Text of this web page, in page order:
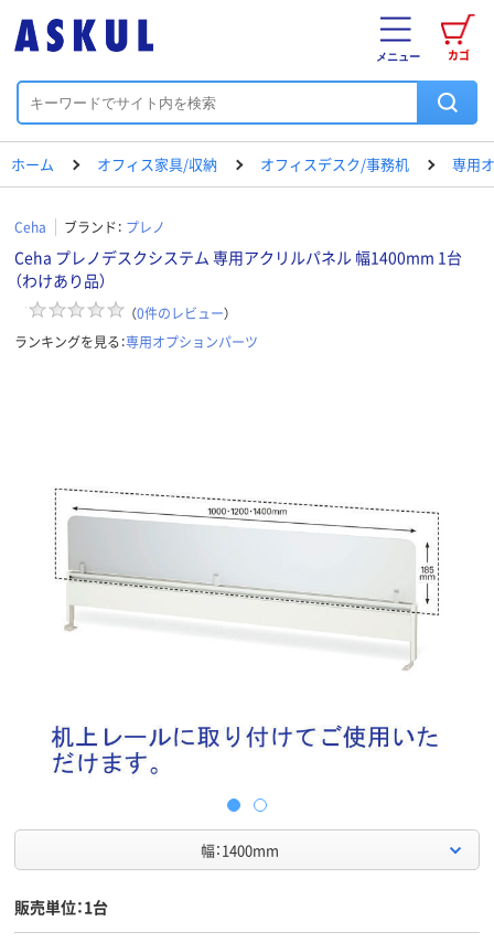
カゴ
メニュー
ホーム オフィス家具/収納 オフィスデスク/事務机 専用
Ceha ブランド： プレノ
Ceha プレノデスクシステム 専用アクリルパネル 幅1400mm 1台
（わけあり品）
（0件のレビュー）
ランキングを見る：専用オプションパーツ
幅：1400mm
販売単位：1台